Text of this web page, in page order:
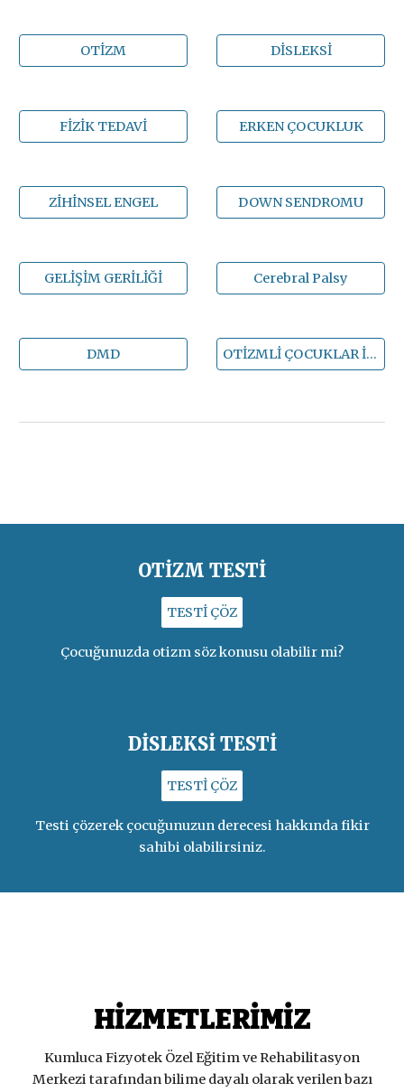
OTİZM DİSLEKSİ
FİZİK TEDAVİ ERKEN ÇOCUKLUK
ZİHİNSEL ENGEL DOWN SENDROMU
GELİŞİM GERİLİĞİ Cerebral Palsy
DMD OTİZMLİ ÇOCUKLAR İÇİN TUVALET EĞİTİMİ
OTİZM TESTİ
TESTİ ÇÖZ
Çocuğunuzda otizm söz konusu olabilir mi?
DİSLEKSİ TESTİ
TESTİ ÇÖZ
Testi çözerek çocuğunuzun derecesi hakkında fikir
sahibi olabilirsiniz.
HİZMETLERİMİZ
Kumluca Fizyotek Özel Eğitim ve Rehabilitasyon
Merkezi tarafından bilime dayalı olarak verilen bazı